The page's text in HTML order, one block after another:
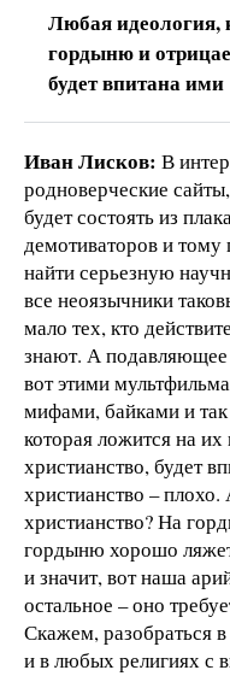
Любая идеология,
гордыню и
будет впитана ими
Иван Лисков: В
родноверческие
будет состоять из
демотиваторов и
найти серьезную
все неоязычники
мало тех, кто
знают. А подавляющее
вот этими
мифами, байками и
которая ложится на
христианство, будет
христианство – плохо.
христианство? На
гордыню хорошо
и значит, вот наша
остальное – оно
Скажем, разобраться
и в любых религиях с